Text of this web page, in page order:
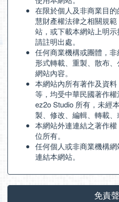
在限於個人及非商業目
慧財產權法律之相關規
站，或下載本網站上明
請註明出處。
任何商業機構或團體，
形式轉載、重製、散布
網站內容。
本網站內所有著作及資
等，均受中華民國著作
ez2o Studio 所有，未經
製、修改、編輯、轉載、
本網站外連連結之著作
位所有。
任何個人或非商業機構
連結本網站。
免責